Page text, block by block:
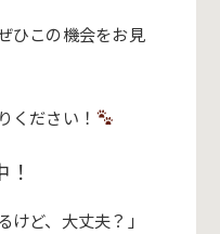
ひこの機会をお見
ください！
けど、大丈夫？」